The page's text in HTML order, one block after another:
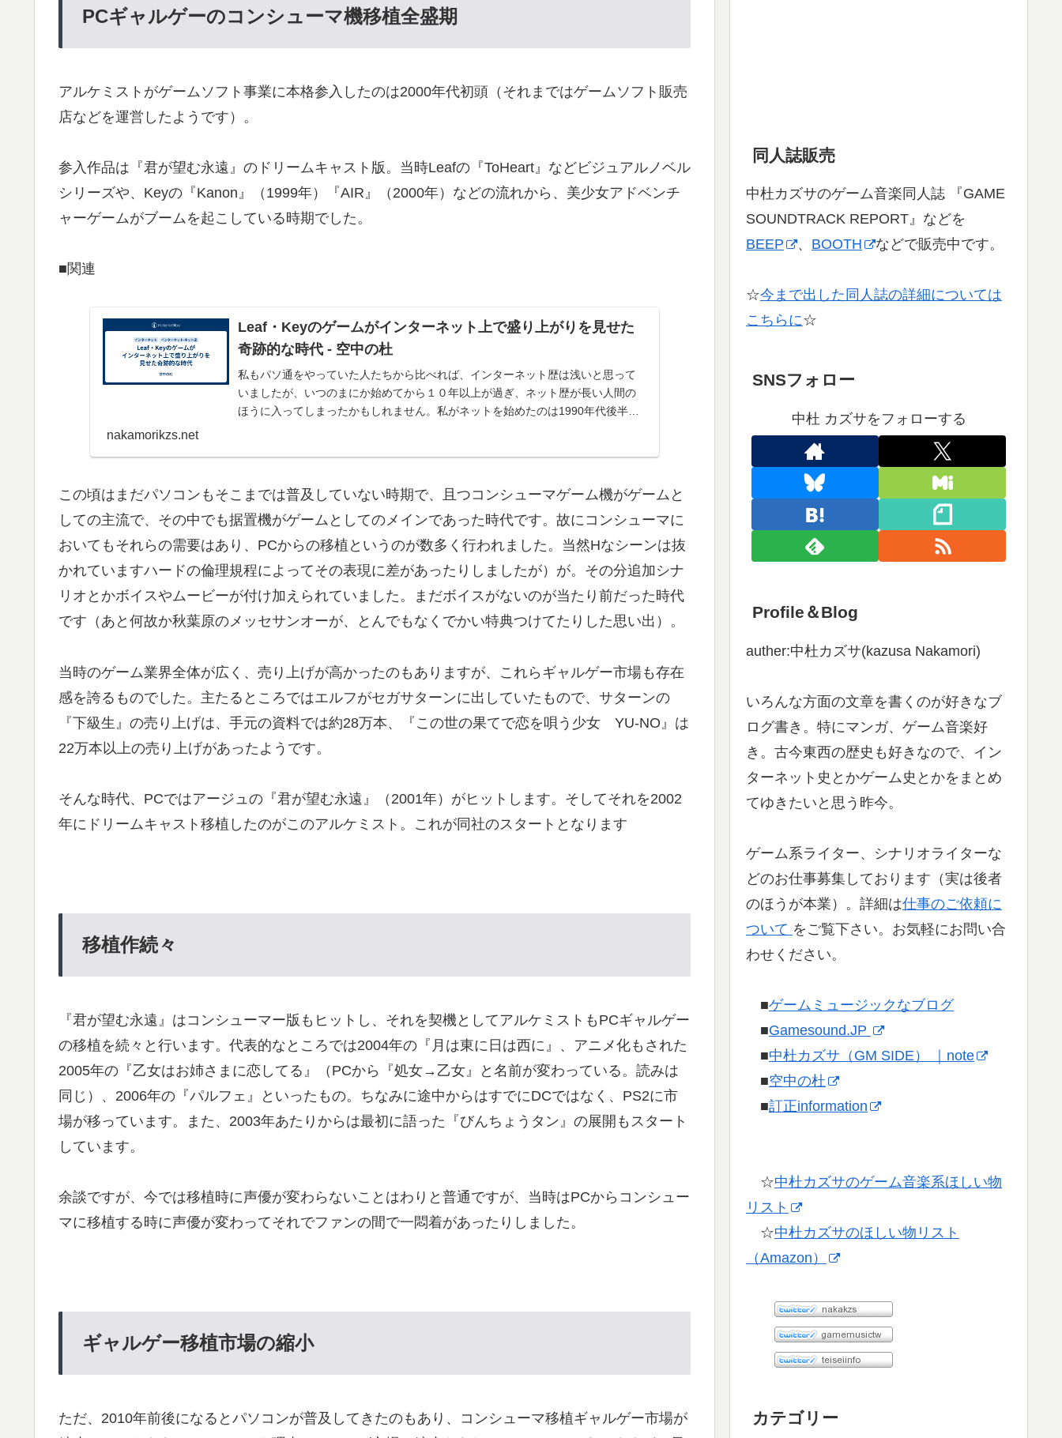
PCギャルゲーのコンシューマ機移植全盛期
アルケミストがゲームソフト事業に本格参入したのは2000年代初頭（それまではゲームソフト販売
店などを運営したようです）。
参入作品は『君が望む永遠』のドリームキャスト版。当時Leafの『ToHeart』などビジュアルノベル
シリーズや、Keyの『Kanon』（1999年）『AIR』（2000年）などの流れから、美少女アドベンチ
ャーゲームがブームを起こしている時期でした。
■関連
Leaf・Keyのゲームがインターネット上で盛り上がりを見せた
奇跡的な時代 - 空中の杜
私もパソ通をやっていた人たちから比べれば、インターネット歴は浅いと思って
いましたが、いつのまにか始めてから１０年以上が過ぎ、ネット歴が長い人間の
ほうに入ってしまったかもしれません。私がネットを始めたのは1990年代後半、
nakamorikzs.net
この頃はまだパソコンもそこまでは普及していない時期で、且つコンシューマゲーム機がゲームと
しての主流で、その中でも据置機がゲームとしてのメインであった時代です。故にコンシューマに
おいてもそれらの需要はあり、PCからの移植というのが数多く行われました。当然Hなシーンは抜
かれていますハードの倫理規程によってその表現に差があったりしましたが）が。その分追加シナ
リオとかボイスやムービーが付け加えられていました。まだボイスがないのが当たり前だった時代
です（あと何故か秋葉原のメッセサンオーが、とんでもなくでかい特典つけてたりした思い出）。
当時のゲーム業界全体が広く、売り上げが高かったのもありますが、これらギャルゲー市場も存在
感を誇るものでした。主たるところではエルフがセガサターンに出していたもので、サターンの
『下級生』の売り上げは、手元の資料では約28万本、『この世の果てで恋を唄う少女 YU-NO』は
22万本以上の売り上げがあったようです。
そんな時代、PCではアージュの『君が望む永遠』（2001年）がヒットします。そしてそれを2002
年にドリームキャスト移植したのがこのアルケミスト。これが同社のスタートとなります
移植作続々
『君が望む永遠』はコンシューマー版もヒットし、それを契機としてアルケミストもPCギャルゲー
の移植を続々と行います。代表的なところでは2004年の『月は東に日は西に』、アニメ化もされた
2005年の『乙女はお姉さまに恋してる』（PCから『処女→乙女』と名前が変わっている。読みは
同じ）、2006年の『パルフェ』といったもの。ちなみに途中からはすでにDCではなく、PS2に市
場が移っています。また、2003年あたりからは最初に語った『びんちょうタン』の展開もスタート
しています。
余談ですが、今では移植時に声優が変わらないことはわりと普通ですが、当時はPCからコンシュー
マに移植する時に声優が変わってそれでファンの間で一悶着があったりしました。
ギャルゲー移植市場の縮小
ただ、2010年前後になるとパソコンが普及してきたのもあり、コンシューマ移植ギャルゲー市場が
同人誌販売
中杜カズサのゲーム音楽同人誌 『GAME
SOUNDTRACK REPORT』などを
BEEP
、 BOOTH などで販売中です。
☆今まで出した同人誌の詳細については
こちらに☆
SNSフォロー
中杜 カズサをフォローする
Profile＆Blog
auther:中杜カズサ(kazusa Nakamori)
いろんな方面の文章を書くのが好きなブ
ログ書き。特にマンガ、ゲーム音楽好
き。古今東西の歴史も好きなので、イン
ターネット史とかゲーム史とかをまとめ
てゆきたいと思う昨今。
ゲーム系ライター、シナリオライターな
どのお仕事募集しております（実は後者
のほうが本業）。詳細は仕事のご依頼に
ついて をご覧下さい。お気軽にお問い合
わせください。
■ゲームミュージックなブログ
■Gamesound.JP
■中杜カズサ（GM SIDE） ｜note
■空中の杜
■訂正information
☆中杜カズサのゲーム音楽系ほしい物
リスト
☆中杜カズサのほしい物リスト
（Amazon）
カテゴリー